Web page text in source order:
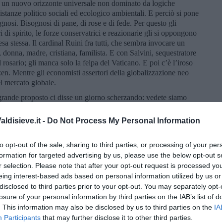
- Do Not Process My Personal Information
opt-out of the sale, sharing to third parties, or processing of your
for targeted advertising by us, please use the below opt-out
selection. Please note that after your opt-out request is processed
interest-based ads based on personal information utilized by us
to third parties prior to your opt-out. You may separately
of your personal information by third parties on the IAB’s list of
This information may also be disclosed by us to third parties on the
Participants that may further disclose it to other third parties.
nuovo orizzonte universale non dominato da logiche
politico sociali ed ecologico ambientali. E perciò si pone
Bisognosi di pane, di rose e di fede. Per questo gli
spirito, le forze conservatrici e reazionarie gli si oppongono
stessa. Il cardinal Ruini fra tutti, che sembra invocare un
madre, cristiana, familista. E con Salvini, sequestratore
gli manca solo la felpa del Vaticano. E poi c’è l’iroso
Mentre gli economisti assertori della globalizzazione neo
mercato globale.
proposto ci disse un giorno scherzando: vedete siamo
di centro e di sinistra. Fu con gli operai in lotta perché da
coscienza gli dicevano di stare. E ho un amico che lavora in
espone e propone testi riguardanti Papa Francesco molti
comunista! E poco ci manca che si facciano il segno della
a Jorge Mario Bergoglio, accusato di essere stato tiepido
e ora, all’opposto, tacciato di simpatie comuniste.
Papa Wojtyla, San Giovanni Paolo II, è stato un
il comunismo ed entrambi ha combattuto. Ha demolito con la
della cortina di ferro dei paesi socialisti. Ed è stato un
le prerogative della Chiesa cattolica romana oltre la propria
Benedetto XVI era -ed è- un alto teologo, attento alla